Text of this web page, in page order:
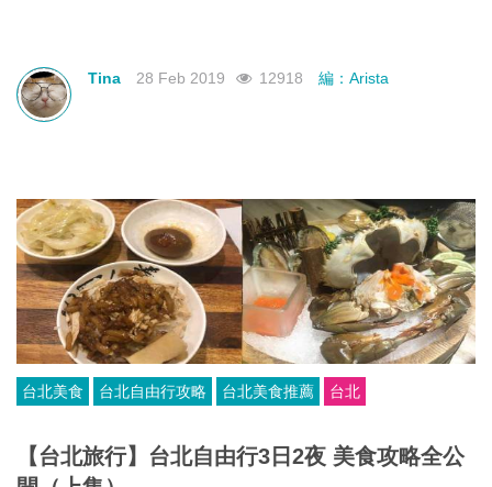
Tina 28 Feb 2019 12918 編：Arista
台北美食 台北自由行攻略 台北美食推薦 台北
【台北旅行】台北自由行3日2夜 美食攻略全公